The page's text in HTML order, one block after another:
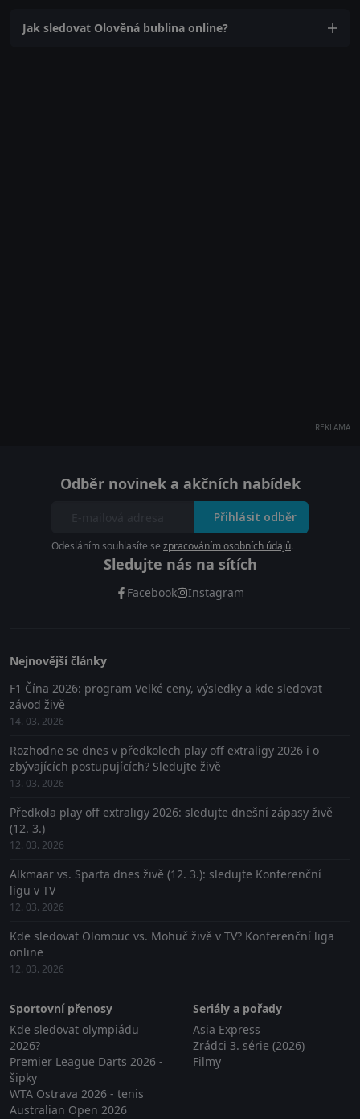
Jak sledovat Olověná bublina online?
REKLAMA
Odběr novinek a akčních nabídek
Přihlásit odběr
Odesláním souhlasíte se zpracováním osobních údajů.
Sledujte nás na sítích
Facebook Instagram
Nejnovější články
F1 Čína 2026: program Velké ceny, výsledky a kde sledovat
závod živě
14. 03. 2026
Rozhodne se dnes v předkolech play off extraligy 2026 i o
zbývajících postupujících? Sledujte živě
13. 03. 2026
Předkola play off extraligy 2026: sledujte dnešní zápasy živě
(12. 3.)
12. 03. 2026
Alkmaar vs. Sparta dnes živě (12. 3.): sledujte Konferenční
ligu v TV
12. 03. 2026
Kde sledovat Olomouc vs. Mohuč živě v TV? Konferenční liga
online
12. 03. 2026
Sportovní přenosy
Kde sledovat olympiádu
2026?
Premier League Darts 2026 -
šipky
WTA Ostrava 2026 - tenis
Australian Open 2026
Seriály a pořady
Asia Express
Zrádci 3. série (2026)
Filmy